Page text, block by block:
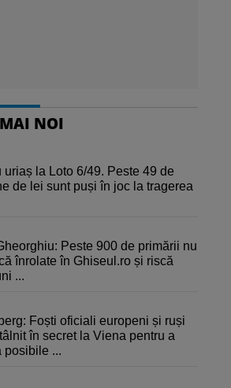
MAI NOI
uriaș la Loto 6/49. Peste 49 de
de lei sunt puși în joc la tragerea
Peste 900 de primării nu
înrolate în Ghiseul.ro și riscă
...
Foști oficiali europeni și ruși
în secret la Viena pentru a
posibile ...